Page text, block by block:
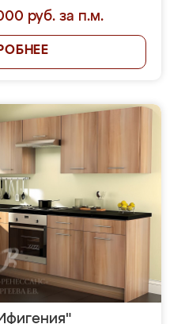
руб. за п.м.